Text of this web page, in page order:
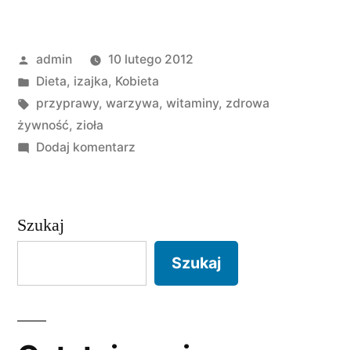
skąd
je
brać?
Opublikowane
przez
admin
10 lutego 2012
Opublikowano
w
Dieta, izajka, Kobieta
Tagi:
przyprawy, warzywa, witaminy, zdrowa
żywność, zioła
Dodaj komentarzdo
Szukaj
Szukaj